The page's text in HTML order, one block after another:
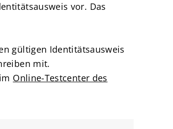
vor. Das
gültigen Identitätsausweis
mit.
Online-Testcenter des